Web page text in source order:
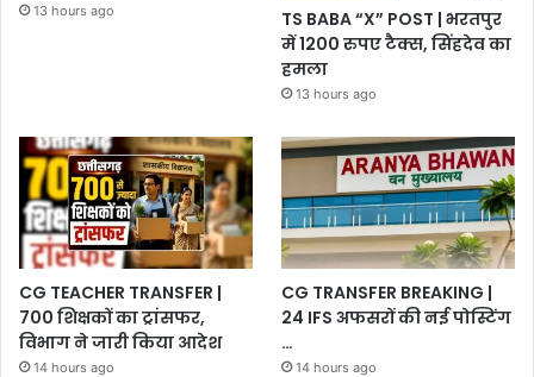
13 hours ago
TS BABA “X” POST | भरतपुर
में 1200 रुपए टैक्स, सिंहदेव का
हमला
13 hours ago
CG TEACHER TRANSFER |
700 शिक्षकों का ट्रांसफर,
विभाग ने जारी किया आदेश
14 hours ago
CG TRANSFER BREAKING |
24 IFS अफसरों की नई पोस्टिंग
…
14 hours ago